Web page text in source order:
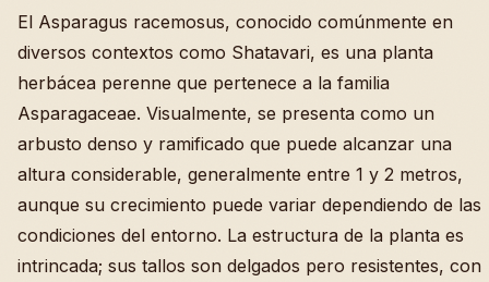
El Asparagus racemosus, conocido comúnmente en
diversos contextos como Shatavari, es una planta
herbácea perenne que pertenece a la familia
Asparagaceae. Visualmente, se presenta como un
arbusto denso y ramificado que puede alcanzar una
altura considerable, generalmente entre 1 y 2 metros,
aunque su crecimiento puede variar dependiendo de las
condiciones del entorno. La estructura de la planta es
intrincada; sus tallos son delgados pero resistentes, con